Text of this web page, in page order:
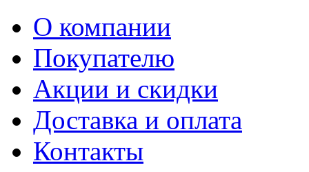
О компании
Покупателю
Акции и скидки
Доставка и оплата
Контакты